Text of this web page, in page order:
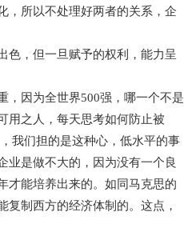
，所以不处理好两者的关系，企
色，但一旦赋予的权利，能力呈
，因为全世界500强，哪一个不是
用之人，每天思考如何防止被
我们担的是这种心，低水平的事
业是做不大的，因为没有一个良
才能培养出来的。如同马克思的
制西方的经济体制的。这点，